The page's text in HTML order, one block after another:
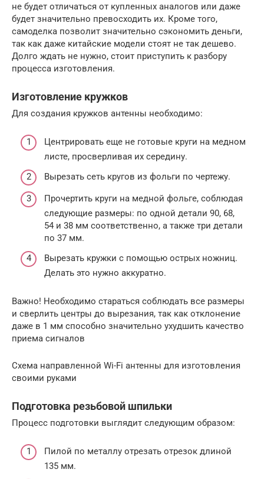
не будет отличаться от купленных аналогов или даже
будет значительно превосходить их. Кроме того,
самоделка позволит значительно сэкономить деньги,
так как даже китайские модели стоят не так дешево.
Долго ждать не нужно, стоит приступить к разбору
процесса изготовления.
Изготовление кружков
Для создания кружков антенны необходимо:
Центрировать еще не готовые круги на медном
листе, просверливая их середину.
Вырезать сеть кругов из фольги по чертежу.
Прочертить круги на медной фольге, соблюдая
следующие размеры: по одной детали 90, 68,
54 и 38 мм соответственно, а также три детали
по 37 мм.
Вырезать кружки с помощью острых ножниц.
Делать это нужно аккуратно.
Важно! Необходимо стараться соблюдать все размеры
и сверлить центры до вырезания, так как отклонение
даже в 1 мм способно значительно ухудшить качество
приема сигналов
Схема направленной Wi-Fi антенны для изготовления
своими руками
Подготовка резьбовой шпильки
Процесс подготовки выглядит следующим образом:
Пилой по металлу отрезать отрезок длиной
135 мм.